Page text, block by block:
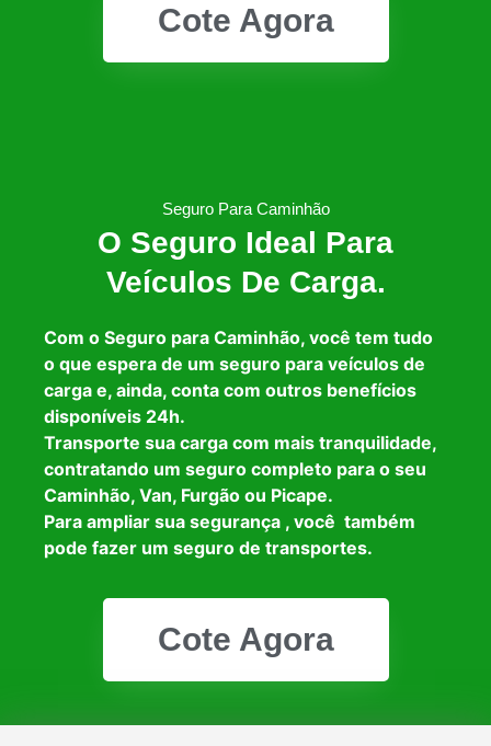
Cote Agora
Seguro Para Caminhão
O Seguro Ideal Para
Veículos De Carga.
Com o Seguro para Caminhão, você tem tudo
o que espera de um seguro para veículos de
carga e, ainda, conta com outros benefícios
disponíveis 24h.
Transporte sua carga com mais tranquilidade,
contratando um seguro completo para o seu
Caminhão, Van, Furgão ou Picape.
Para ampliar sua segurança , você também
pode fazer um seguro de transportes.
Cote Agora